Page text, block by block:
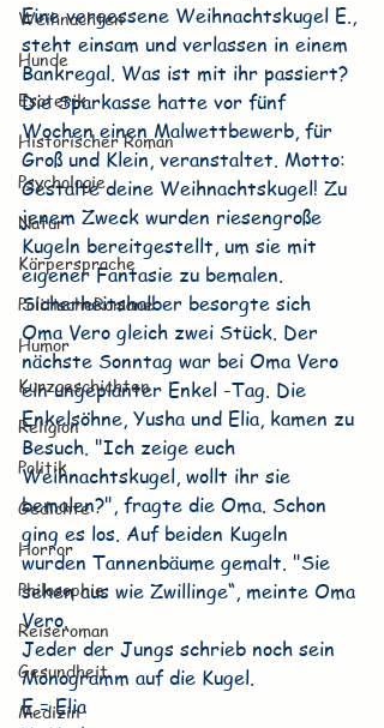
Weihnachten
Hunde
Esoterik
Historischer Roman
Psychologie
Natur
Körpersprache
PolitischeRomane
Humor
Kurzgeschichten
Religion
Politik
Gedichte
Horror
Philosophie
Reiseroman
Gesundheit
Medizin
Eine vergessene Weihnachtskugel E.,
steht einsam und verlassen in einem
Bankregal. Was ist mit ihr passiert?
Die Sparkasse hatte vor fünf
Wochen einen Malwettbewerb, für
Groß und Klein, veranstaltet. Motto:
Gestalte deine Weihnachtskugel! Zu
jenem Zweck wurden riesengroße
Kugeln bereitgestellt, um sie mit
eigener Fantasie zu bemalen.
Sicherheitshalber besorgte sich
Oma Vero gleich zwei Stück. Der
nächste Sonntag war bei Oma Vero
ein ungeplanter Enkel -Tag. Die
Enkelsöhne, Yusha und Elia, kamen zu
Besuch. "Ich zeige euch
Weihnachtskugel, wollt ihr sie
bemalen?", fragte die Oma. Schon
ging es los. Auf beiden Kugeln
wurden Tannenbäume gemalt. "Sie
sehen aus wie Zwillinge“, meinte Oma
Vero.
Jeder der Jungs schrieb noch sein
Monogramm auf die Kugel.
E = Elia